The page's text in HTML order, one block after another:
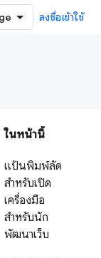
ลงชื่อเข้าใช้
ในหน้านี้
แป้นพิมพ์ลัด
สำหรับเปิด
เครื่องมือ
สำหรับนัก
พัฒนาเว็บ